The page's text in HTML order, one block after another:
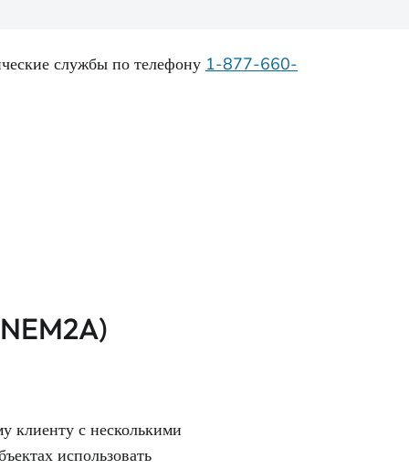
службы по телефону 1-877-660-
клиенту с несколькими
использовать